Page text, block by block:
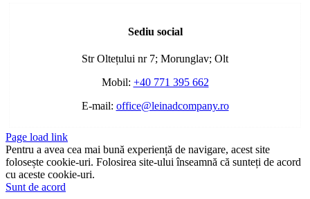
Sediu social
Str Oltețului nr 7; Morunglav; Olt
Mobil: +40 771 395 662
E-mail: office@leinadcompany.ro
Page load link
Pentru a avea cea mai bună experiență de navigare, acest site
folosește cookie-uri. Folosirea site-ului înseamnă că sunteți de acord
cu aceste cookie-uri.
Sunt de acord